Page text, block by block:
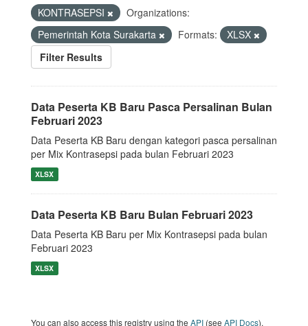
KONTRASEPSI
Organizations:
Pemerintah Kota Surakarta
Formats:
XLSX
Filter Results
Data Peserta KB Baru Pasca Persalinan Bulan
Februari 2023
Data Peserta KB Baru dengan kategori pasca persalinan
per Mix Kontrasepsi pada bulan Februari 2023
XLSX
Data Peserta KB Baru Bulan Februari 2023
Data Peserta KB Baru per Mix Kontrasepsi pada bulan
Februari 2023
XLSX
You can also access this registry using the API (see API Docs).